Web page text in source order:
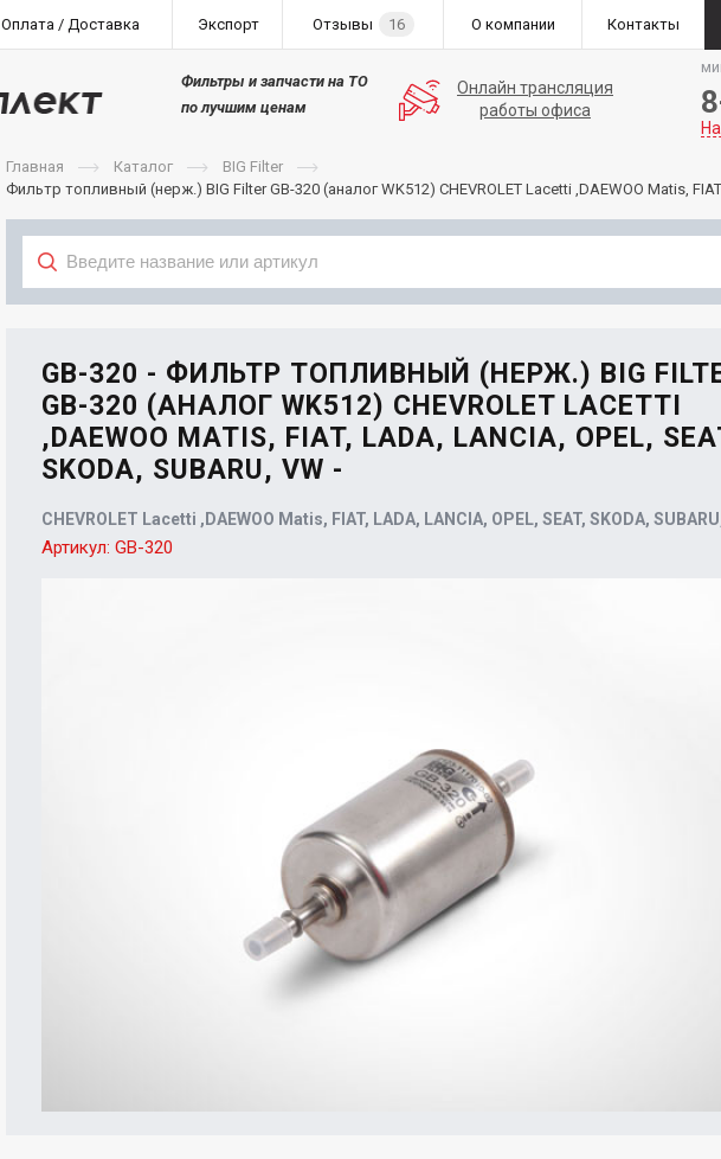
Оплата / Доставка Экспорт Отзывы 16 О компании Контакты
Фильтры и запчасти на ТО
по лучшим ценам
Онлайн трансляция
работы офиса
Главная Каталог
BIG Filter
Фильтр топливный (нерж.) BIG Filter GB-320 (аналог WK512) CHEVROLET Lacetti ,DAEWOO Matis,
GB-320 - ФИЛЬТР ТОПЛИВНЫЙ (НЕРЖ.) BIG
GB-320 (АНАЛОГ WK512) CHEVROLET LACETTI
,DAEWOO MATIS, FIAT, LADA, LANCIA, OPEL,
SKODA, SUBARU, VW -
CHEVROLET Lacetti ,DAEWOO Matis, FIAT, LADA, LANCIA, OPEL, SEAT, SKODA,
Артикул: GB-320